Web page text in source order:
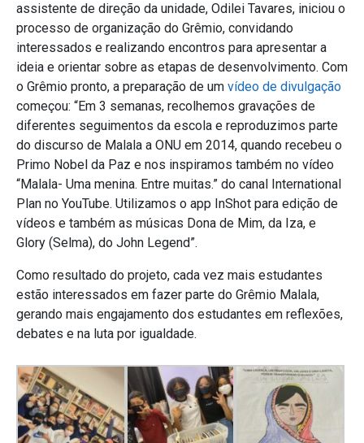
assistente de direção da unidade, Odilei Tavares, iniciou o
processo de organização do Grêmio, convidando
interessados e realizando encontros para apresentar a
ideia e orientar sobre as etapas de desenvolvimento. Com
o Grêmio pronto, a preparação de um vídeo de divulgação
começou: “Em 3 semanas, recolhemos gravações de
diferentes seguimentos da escola e reproduzimos parte
do discurso de Malala a ONU em 2014, quando recebeu o
Primo Nobel da Paz e nos inspiramos também no vídeo
“Malala- Uma menina. Entre muitas.” do canal International
Plan no YouTube. Utilizamos o app InShot para edição de
vídeos e também as músicas Dona de Mim, da Iza, e
Glory (Selma), do John Legend”.
Como resultado do projeto, cada vez mais estudantes
estão interessados em fazer parte do Grêmio Malala,
gerando mais engajamento dos estudantes em reflexões,
debates e na luta por igualdade.